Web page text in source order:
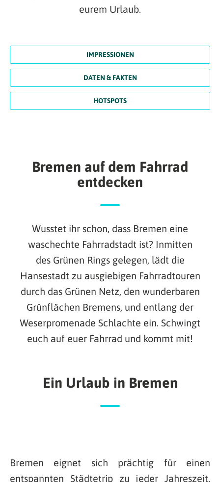
eurem Urlaub.
IMPRESSIONEN
DATEN & FAKTEN
HOTSPOTS
Bremen auf dem Fahrrad
entdecken
Wusstet ihr schon, dass Bremen eine
waschechte Fahrradstadt ist? Inmitten
des Grünen Rings gelegen, lädt die
Hansestadt zu ausgiebigen Fahrradtouren
durch das Grünen Netz, den wunderbaren
Grünflächen Bremens, und entlang der
Weserpromenade Schlachte ein. Schwingt
euch auf euer Fahrrad und kommt mit!
Ein Urlaub in Bremen
Bremen eignet sich prächtig für einen
entspannten Städtetrip zu jeder Jahreszeit.